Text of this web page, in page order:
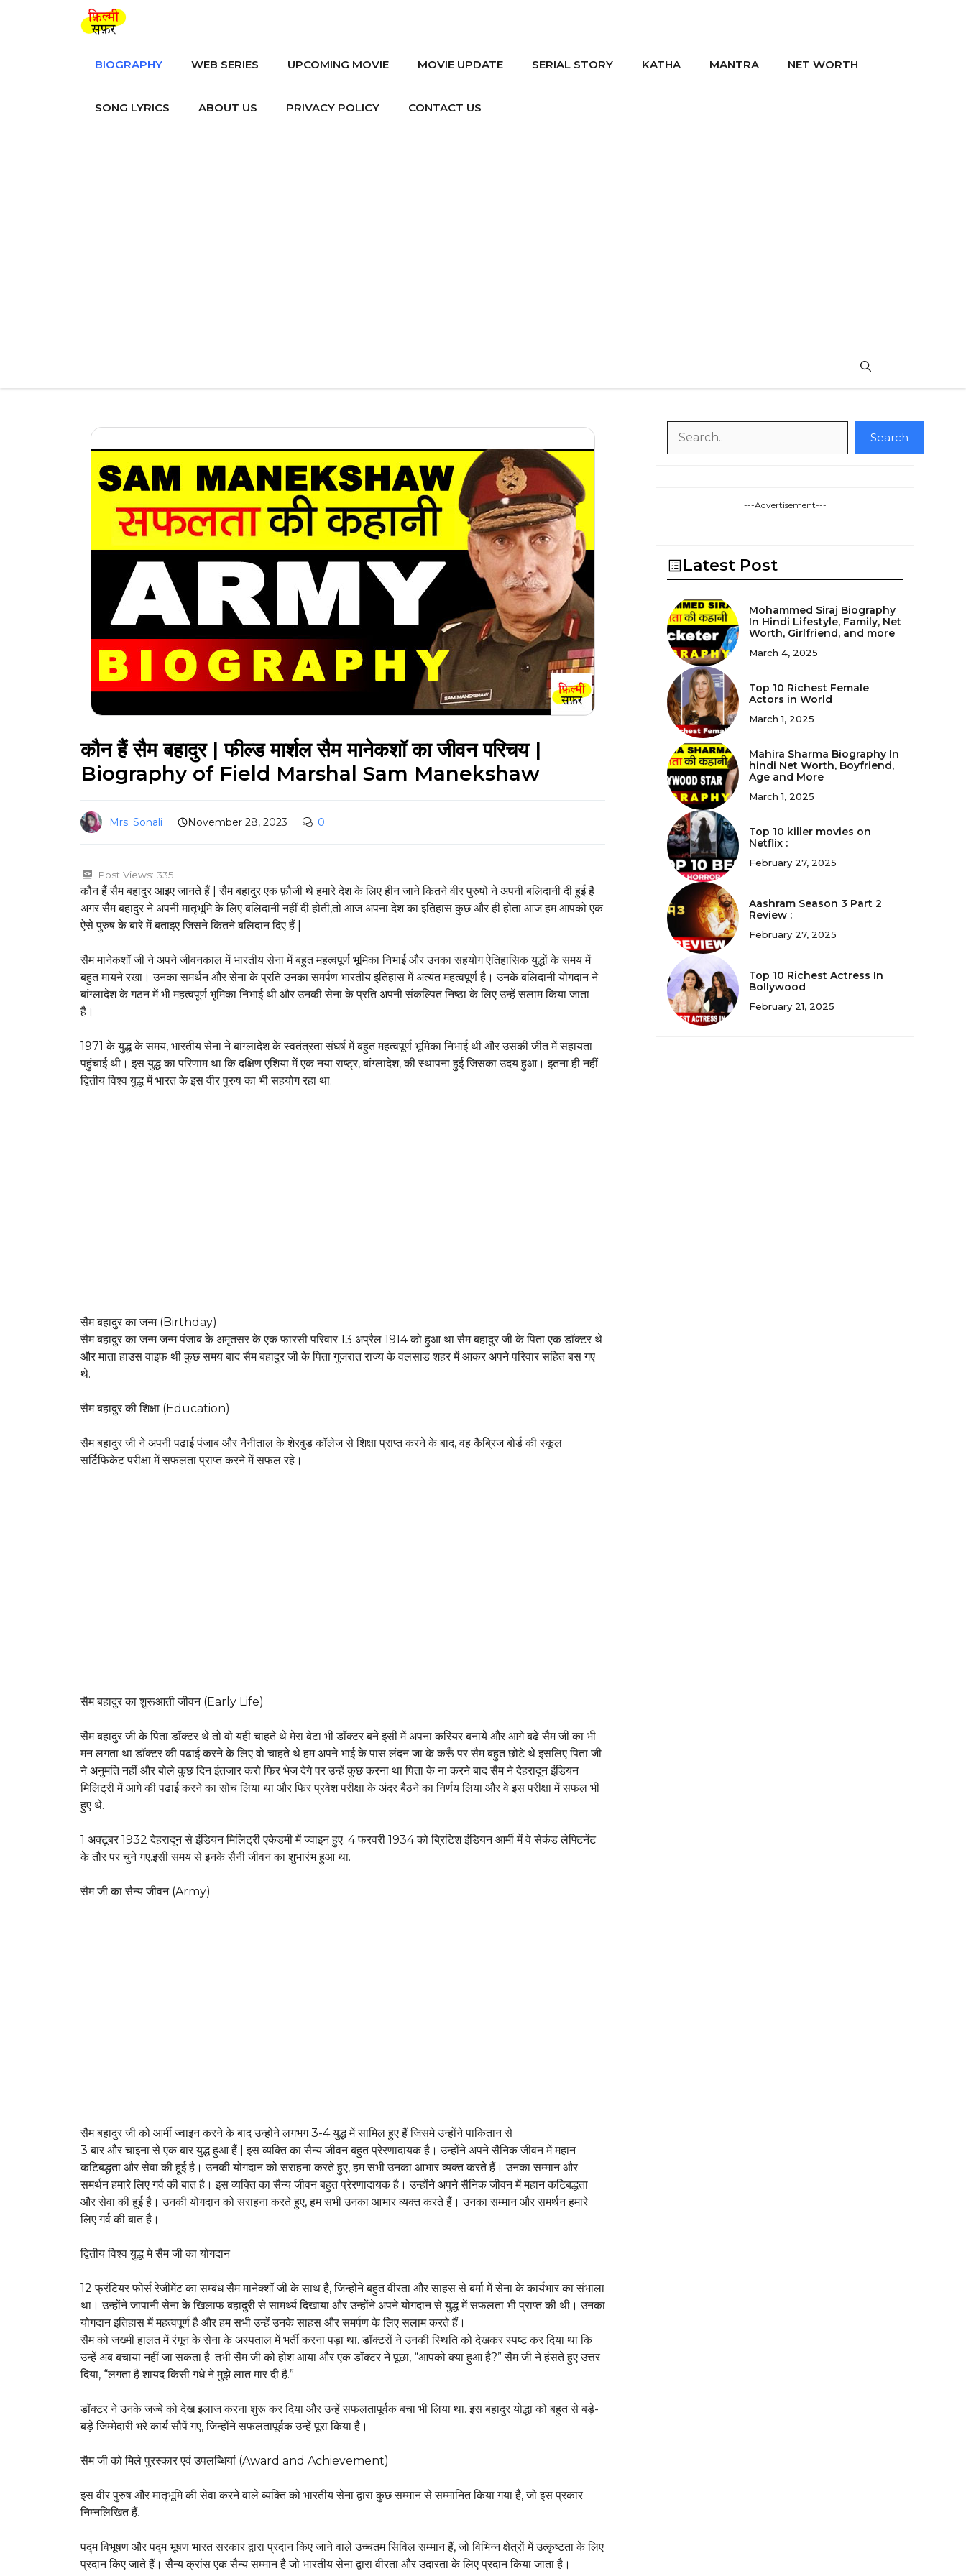
BIOGRAPHY
WEB SERIES UPCOMING MOVIE MOVIE UPDATE SERIAL STORY KATHA MANTRA NET WORTH
SONG LYRICS ABOUT US PRIVACY POLICY CONTACT US
कौन हैं सैम बहादुर | फील्ड मार्शल सैम मानेकशॉ का जीवन परिचय |
Biography of Field Marshal Sam Manekshaw
Mrs. Sonali November 28, 2023 0
Post Views: 335
कौन हैं सैम बहादुर आइए जानते हैं | सैम बहादुर एक फ़ौजी थे हमारे देश के लिए हीन जाने कितने वीर पुरुषों ने अपनी बलिदानी दी हुई है
अगर सैम बहादुर ने अपनी मातृभूमि के लिए बलिदानी नहीं दी होती,तो आज अपना देश का इतिहास कुछ और ही होता आज हम आपको एक
ऐसे पुरुष के बारे में बताइए जिसने कितने बलिदान दिए हैं |
सैम मानेकशॉ जी ने अपने जीवनकाल में भारतीय सेना में बहुत महत्वपूर्ण भूमिका निभाई और उनका सहयोग ऐतिहासिक युद्धों के समय में
बहुत मायने रखा। उनका समर्थन और सेना के प्रति उनका समर्पण भारतीय इतिहास में अत्यंत महत्वपूर्ण है। उनके बलिदानी योगदान ने
बांग्लादेश के गठन में भी महत्वपूर्ण भूमिका निभाई थी और उनकी सेना के प्रति अपनी संकल्पित निष्ठा के लिए उन्हें सलाम किया जाता
है।
1971 के युद्ध के समय, भारतीय सेना ने बांग्लादेश के स्वतंत्रता संघर्ष में बहुत महत्वपूर्ण भूमिका निभाई थी और उसकी जीत में सहायता
पहुंचाई थी। इस युद्ध का परिणाम था कि दक्षिण एशिया में एक नया राष्ट्र, बांग्लादेश, की स्थापना हुई जिसका उदय हुआ। इतना ही नहीं
द्वितीय विश्व युद्ध में भारत के इस वीर पुरुष का भी सहयोग रहा था.
सैम बहादुर का जन्म (Birthday)
सैम बहादुर का जन्म जन्म पंजाब के अमृतसर के एक फारसी परिवार 13 अप्रैल 1914 को हुआ था सैम बहादुर जी के पिता एक डॉक्टर थे
और माता हाउस वाइफ थी कुछ समय बाद सैम बहादुर जी के पिता गुजरात राज्य के वलसाड शहर में आकर अपने परिवार सहित बस गए
थे.
सैम बहादुर की शिक्षा (Education)
सैम बहादुर जी ने अपनी पढाई पंजाब और नैनीताल के शेरवुड कॉलेज से शिक्षा प्राप्त करने के बाद, वह कैंब्रिज बोर्ड की स्कूल
सर्टिफिकेट परीक्षा में सफलता प्राप्त करने में सफल रहे।
सैम बहादुर का शुरूआती जीवन (Early Life)
सैम बहादुर जी के पिता डॉक्टर थे तो वो यही चाहते थे मेरा बेटा भी डॉक्टर बने इसी में अपना करियर बनाये और आगे बढे सैम जी का भी
मन लगता था डॉक्टर की पढाई करने के लिए वो चाहते थे हम अपने भाई के पास लंदन जा के करूँ पर सैम बहुत छोटे थे इसलिए पिता जी
ने अनुमति नहीं और बोले कुछ दिन इंतजार करो फिर भेज देगे पर उन्हें कुछ करना था पिता के ना करने बाद सैम ने देहरादून इंडियन
मिलिट्री में आगे की पढाई करने का सोच लिया था और फिर प्रवेश परीक्षा के अंदर बैठने का निर्णय लिया और वे इस परीक्षा में सफल भी
हुए थे.
1 अक्टूबर 1932 देहरादून से इंडियन मिलिट्री एकेडमी में ज्वाइन हुए. 4 फरवरी 1934 को ब्रिटिश इंडियन आर्मी में वे सेकंड लेफ्टिनेंट
के तौर पर चुने गए.इसी समय से इनके सैनी जीवन का शुभारंभ हुआ था.
सैम जी का सैन्य जीवन (Army)
सैम बहादुर जी को आर्मी ज्वाइन करने के बाद उन्होंने लगभग 3-4 युद्ध में सामिल हुए हैं जिसमे उन्होंने पाकितान से
3 बार और चाइना से एक बार युद्ध हुआ हैं | इस व्यक्ति का सैन्य जीवन बहुत प्रेरणादायक है। उन्होंने अपने सैनिक जीवन में महान
कटिबद्धता और सेवा की हूई है। उनकी योगदान को सराहना करते हुए, हम सभी उनका आभार व्यक्त करते हैं। उनका सम्मान और
समर्थन हमारे लिए गर्व की बात है। इस व्यक्ति का सैन्य जीवन बहुत प्रेरणादायक है। उन्होंने अपने सैनिक जीवन में महान कटिबद्धता
और सेवा की हूई है। उनकी योगदान को सराहना करते हुए, हम सभी उनका आभार व्यक्त करते हैं। उनका सम्मान और समर्थन हमारे
लिए गर्व की बात है।
द्वितीय विश्व युद्ध मे सैम जी का योगदान
12 फ्रंटियर फोर्स रेजीमेंट का सम्बंध सैम मानेक्शॉ जी के साथ है, जिन्होंने बहुत वीरता और साहस से बर्मा में सेना के कार्यभार का संभाला
था। उन्होंने जापानी सेना के खिलाफ बहादुरी से सामर्थ्य दिखाया और उन्होंने अपने योगदान से युद्ध में सफलता भी प्राप्त की थी। उनका
योगदान इतिहास में महत्वपूर्ण है और हम सभी उन्हें उनके साहस और समर्पण के लिए सलाम करते हैं।
सैम को जख्मी हालत में रंगून के सेना के अस्पताल में भर्ती करना पड़ा था. डॉक्टरों ने उनकी स्थिति को देखकर स्पष्ट कर दिया था कि
उन्हें अब बचाया नहीं जा सकता है. तभी सैम जी को होश आया और एक डॉक्टर ने पूछा, “आपको क्या हुआ है?” सैम जी ने हंसते हुए उत्तर
दिया, “लगता है शायद किसी गधे ने मुझे लात मार दी है.”
डॉक्टर ने उनके जज्बे को देख इलाज करना शुरू कर दिया और उन्हें सफलतापूर्वक बचा भी लिया था. इस बहादुर योद्धा को बहुत से बड़े-
बड़े जिम्मेदारी भरे कार्य सौपें गए, जिन्होंने सफलतापूर्वक उन्हें पूरा किया है।
सैम जी को मिले पुरस्कार एवं उपलब्धियां (Award and Achievement)
इस वीर पुरुष और मातृभूमि की सेवा करने वाले व्यक्ति को भारतीय सेना द्वारा कुछ सम्मान से सम्मानित किया गया है, जो इस प्रकार
निम्नलिखित हैं.
पद्म विभूषण और पद्म भूषण भारत सरकार द्वारा प्रदान किए जाने वाले उच्चतम सिविल सम्मान हैं, जो विभिन्न क्षेत्रों में उत्कृष्टता के लिए
प्रदान किए जाते हैं। सैन्य क्रांस एक सैन्य सम्मान है जो भारतीय सेना द्वारा वीरता और उदारता के लिए प्रदान किया जाता है।
Search
---Advertisement---
Latest Post
Mohammed Siraj Biography
In Hindi Lifestyle, Family, Net
Worth, Girlfriend, and more
March 4, 2025
Top 10 Richest Female
Actors in World
March 1, 2025
Mahira Sharma Biography In
hindi Net Worth, Boyfriend,
Age and More
March 1, 2025
Top 10 killer movies on
Netflix :
February 27, 2025
Aashram Season 3 Part 2
Review :
February 27, 2025
Top 10 Richest Actress In
Bollywood
February 21, 2025